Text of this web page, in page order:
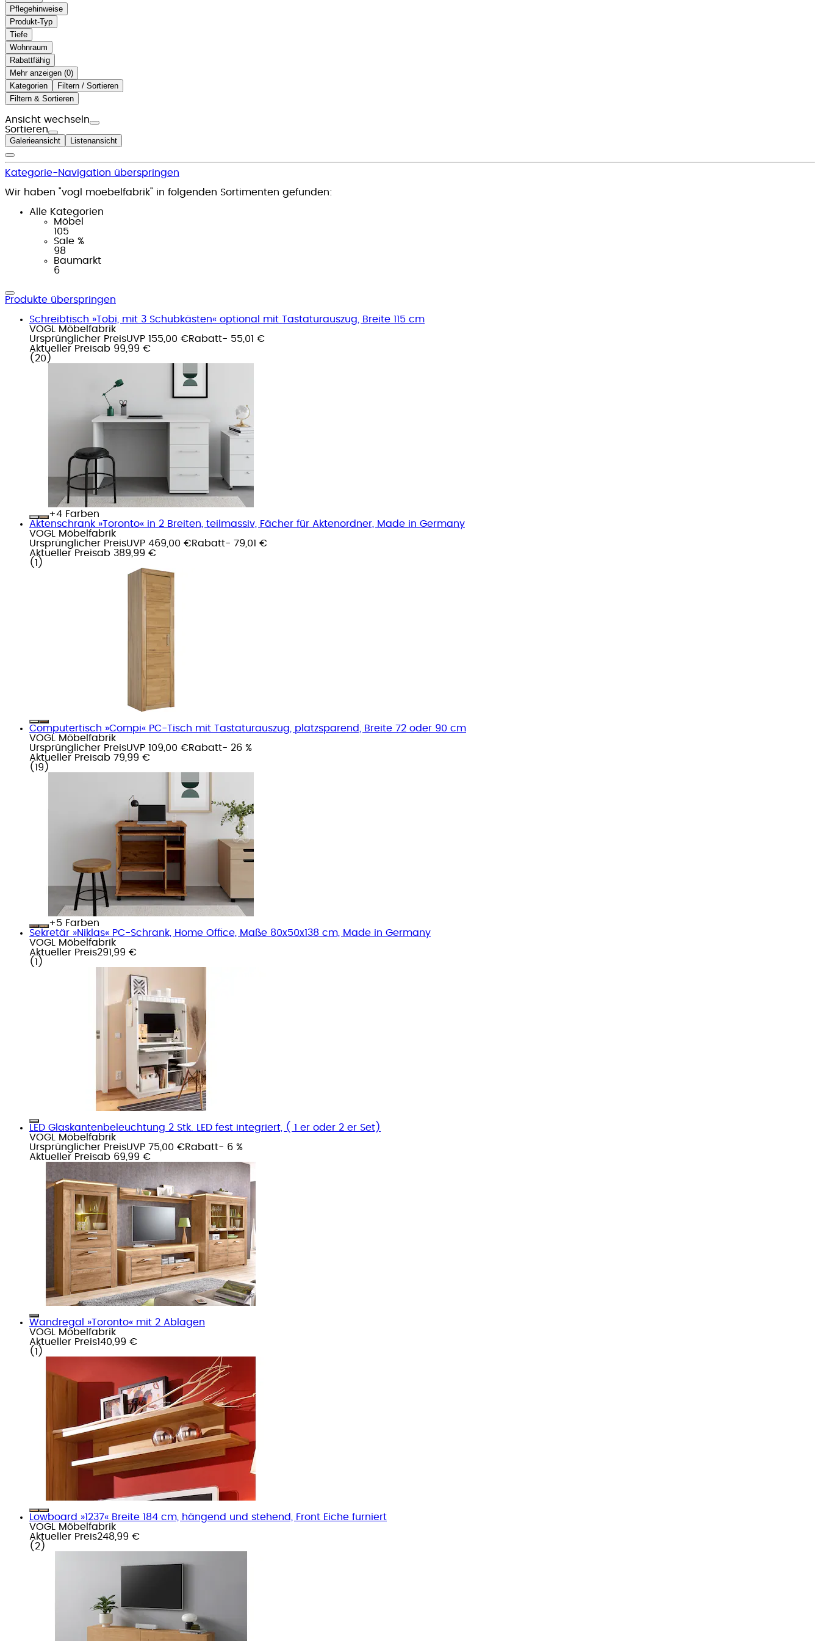
Pflegehinweise
Produkt-Typ
Tiefe
Wohnraum
Rabattfähig
Mehr anzeigen ( )
Kategorien
Filtern / Sortieren
Filtern & Sortieren
Ansicht wechseln
Sortieren
Galerieansicht Listenansicht
Kategorie-Navigation überspringen
Wir haben "vogl moebelfabrik" in folgenden Sortimenten gefunden:
Alle Kategorien
Möbel
105
Sale %
98
Baumarkt
6
Produkte überspringen
Schreibtisch »Tobi, mit 3 Schubkästen« optional mit Tastaturauszug, Breite 115 cm
VOGL Möbelfabrik
Ursprünglicher PreisUVP 155,00 €Rabatt- 55,01 €
Aktueller Preisab 99,99 €
( 20 )
+
Farben
Aktenschrank »Toronto« in 2 Breiten, teilmassiv, Fächer für Aktenordner, Made in Germany
VOGL Möbelfabrik
Ursprünglicher PreisUVP 469,00 €Rabatt- 79,01 €
Aktueller Preisab 389,99 €
( 1 )
Computertisch »Compi« PC-Tisch mit Tastaturauszug, platzsparend, Breite 72 oder 90 cm
VOGL Möbelfabrik
Ursprünglicher PreisUVP 109,00 €Rabatt- 26 %
Aktueller Preisab 79,99 €
( 19 )
+
Farben
Sekretär »Niklas« PC-Schrank, Home Office, Maße 80x50x138 cm, Made in Germany
VOGL Möbelfabrik
Aktueller Preis291,99 €
( 1 )
LED Glaskantenbeleuchtung 2 Stk. LED fest integriert, ( 1 er oder 2 er Set)
VOGL Möbelfabrik
Ursprünglicher PreisUVP 75,00 €Rabatt- 6 %
Aktueller Preisab 69,99 €
Wandregal »Toronto« mit 2 Ablagen
VOGL Möbelfabrik
Aktueller Preis140,99 €
( 1 )
Lowboard »1237« Breite 184 cm, hängend und stehend, Front Eiche furniert
VOGL Möbelfabrik
Aktueller Preis248,99 €
( 2 )